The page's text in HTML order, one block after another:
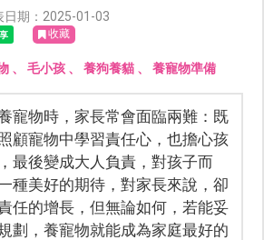
日期：2025-01-03
收藏
、 毛小孩、 養狗養貓、 養寵物準備
寵物時，家長常會面臨兩難：既
顧寵物中學習責任心，也擔心孩
最後變成大人負責，對孩子而
種美好的期待，對家長來說，卻
任的增長，但無論如何，若能妥
劃，養寵物就能成為家庭最好的